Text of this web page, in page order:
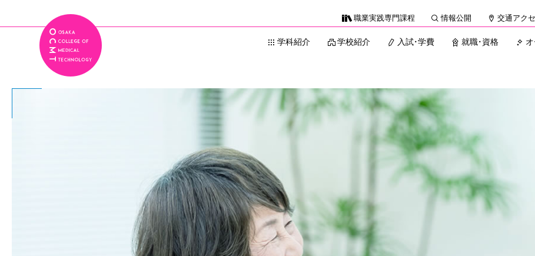
職業実践専門課程 情報公開 交通アク
学科紹介 学校紹介 入試・学費 就職・資格